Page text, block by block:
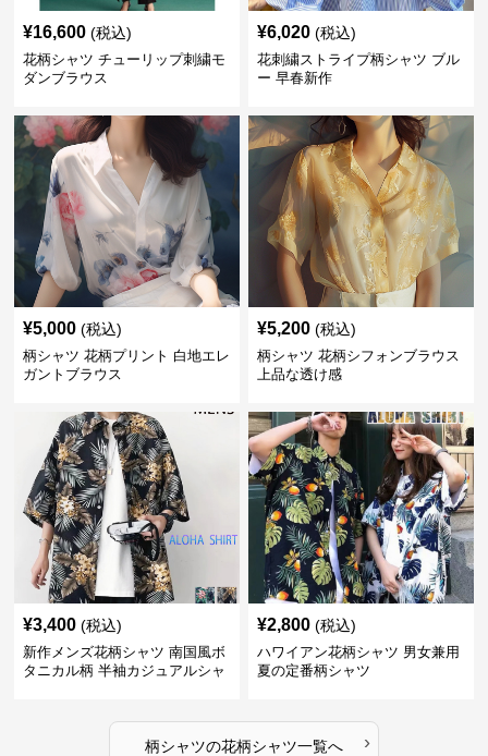
¥16,600 (税込)
花柄シャツ チューリップ刺繍モ
ダンブラウス
¥6,020 (税込)
花刺繍ストライプ柄シャツ ブル
ー 早春新作
¥5,000 (税込)
柄シャツ 花柄プリント 白地エレ
ガントブラウス
¥5,200 (税込)
柄シャツ 花柄シフォンブラウス
上品な透け感
¥3,400 (税込)
新作メンズ花柄シャツ 南国風ボ
タニカル柄 半袖カジュアルシャ
¥2,800 (税込)
ハワイアン花柄シャツ 男女兼用
夏の定番柄シャツ
柄シャツの花柄シャツ一覧へ ›